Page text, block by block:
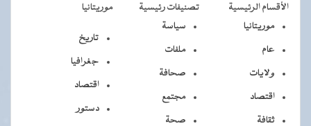
الأقسام الرئيسية تصنيفات رئيسية
موريتانيا
موريتانيا
عام
ولايات
اقتصاد
ثقافة
سياسة
ملفات
صحافة
مجتمع
صحة
تاريخ
جغرافيا
اقتصاد
دستور